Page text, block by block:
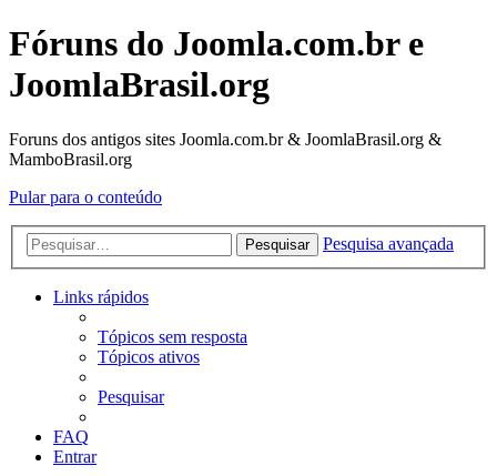
Fóruns do Joomla.com.br e
JoomlaBrasil.org
Foruns dos antigos sites Joomla.com.br & JoomlaBrasil.org &
MamboBrasil.org
Pular para o conteúdo
Pesquisar Pesquisa avançada
Links rápidos
Tópicos sem resposta
Tópicos ativos
Pesquisar
FAQ
Entrar